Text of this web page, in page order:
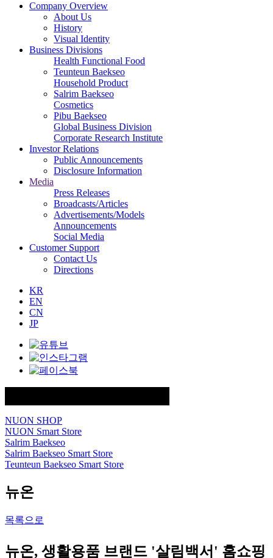
Company Overview
About Us
History
Visual Identity
Business Divisions
Health Functional Food
Teunteun Baekseo
Household Product
Salrim Baekseo
Cosmetics
Pibu Baekseo
Global Business Division
Corporate Research Institute
Investor Relations
Public Announcements
Disclosure Information
Media
Press Releases
Broadcasts/Articles
Advertisements/Models
Announcements
Social Media
Customer Support
Contact Us
Directions
KR
EN
CN
JP
NUON SHOP
NUON Smart Store
Salrim Baekseo
Salrim Baekseo Smart Store
Teunteun Baekseo Smart Store
뉴온
목록으로
뉴온, 생활용품 브랜드 '살림백서' 홈쇼핑